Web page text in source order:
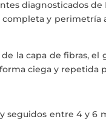
diagnosticados de
y perimetría
la capa de fibras, el
ciega y repetida
entre 4 y 6